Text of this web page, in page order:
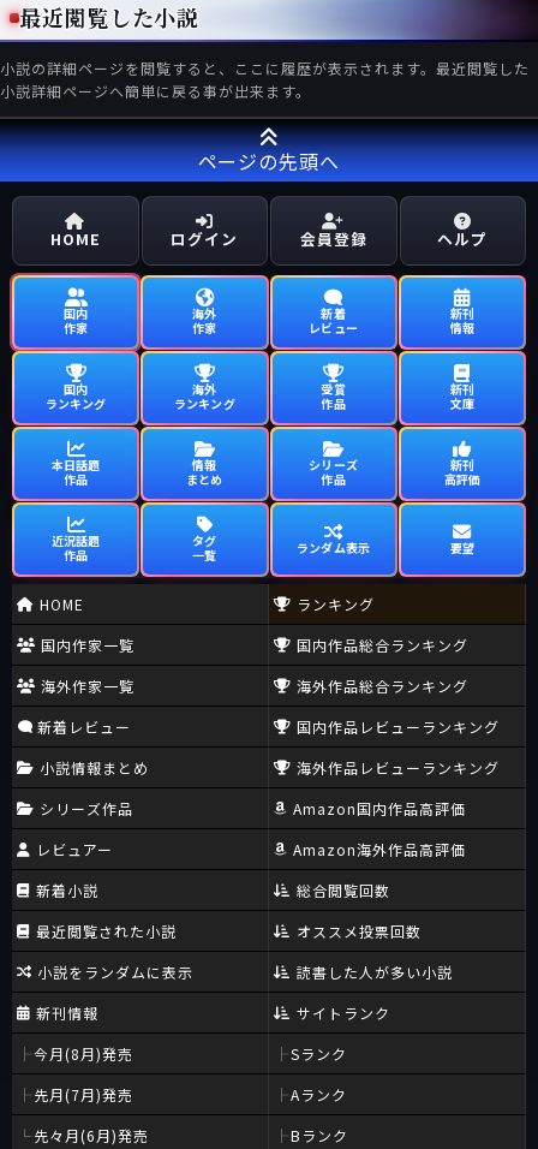
最近閲覧した小説
小説の詳細ページを閲覧すると、ここに履歴が表示されます。最近閲覧した
小説詳細ページへ簡単に戻る事が出来ます。
ページの先頭へ
HOME ログイン 会員登録 ヘルプ
国内
作家
海外
作家
新着
レビュー
新刊
情報
国内
ランキング
海外
ランキング
受賞
作品
新刊
文庫
本日話題
作品
情報
まとめ
シリーズ
作品
新刊
高評価
近況話題
作品
タグ
一覧
ランダム表示 要望
HOME
国内作家一覧
海外作家一覧
新着レビュー
小説情報まとめ
シリーズ作品
レビュアー
新着小説
最近閲覧された小説
小説をランダムに表示
新刊情報
今月(8月)発売
先月(7月)発売
先々月(6月)発売
ランキング
国内作品総合ランキング
海外作品総合ランキング
国内作品レビューランキング
海外作品レビューランキング
Amazon国内作品高評価
Amazon海外作品高評価
総合閲覧回数
オススメ投票回数
読書した人が多い小説
サイトランク
Sランク
Aランク
Bランク